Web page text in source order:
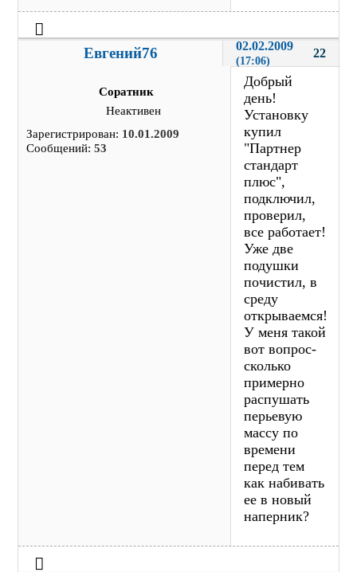
22
Евгений76 02.02.2009
(17:06)
Соратник
Неактивен
Зарегистрирован: 10.01.2009
Сообщений:53
Добрый
день!
Установку
купил
"Партнер
стандарт
плюс",
подключил,
проверил,
все работает!
Уже две
подушки
почистил, в
среду
открываемся!
У меня такой
вот вопрос-
сколько
примерно
распушать
перьевую
массу по
времени
перед тем
как набивать
ее в новый
наперник?